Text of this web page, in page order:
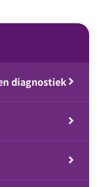
diagnostiek